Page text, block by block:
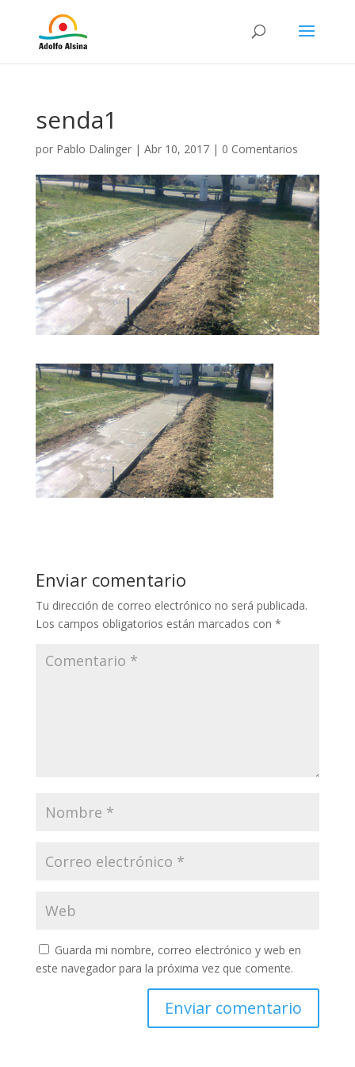
senda1
por Pablo Dalinger| Abr 10, 2017| 0 Comentarios
Enviar comentario
Tu dirección de correo electrónico no será publicada.
Los campos obligatorios están marcados con *
Guarda mi nombre, correo electrónico y web en
este navegador para la próxima vez que comente.